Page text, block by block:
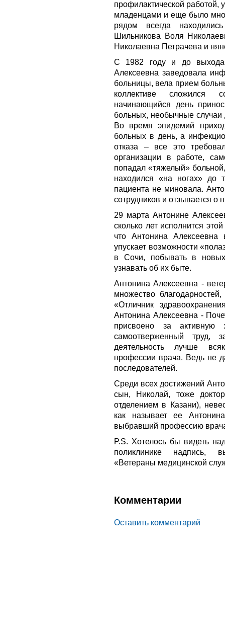
профилактической работой,
младенцами и еще было
рядом всегда
Шильникова Воля
Николаевна Петрачева и
С 1982 году и до выхода
Алексеевна заведовала
больницы, вела прием
коллективе сложился
начинающийся день
больных, необычные
Во время эпидемий
больных в день, а
отказа – все это
организации в работе,
попадал «тяжелый»
находился «на ногах» до
пациента не миновала.
сотрудников и отзывается о
29 марта Антонине
сколько лет исполнится
что Антонина
упускает возможности
в Сочи, побывать в
узнавать об их быте.
Антонина Алексеевна -
множество
«Отличник
Антонина Алексеевна -
присвоено за активную
самоотверженный труд,
деятельность лучше
профессии врача. Ведь не
последователей.
Среди всех достижений
сын, Николай, тоже
отделением в Казани),
как называет ее
выбравший профессию
P.S. Хотелось бы видеть
поликлинике надпись,
«Ветераны медицинской
Комментарии
Оставить комментарий